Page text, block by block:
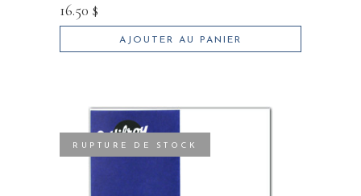
16.50 $
AJOUTER AU PANIER
RUPTURE DE STOCK